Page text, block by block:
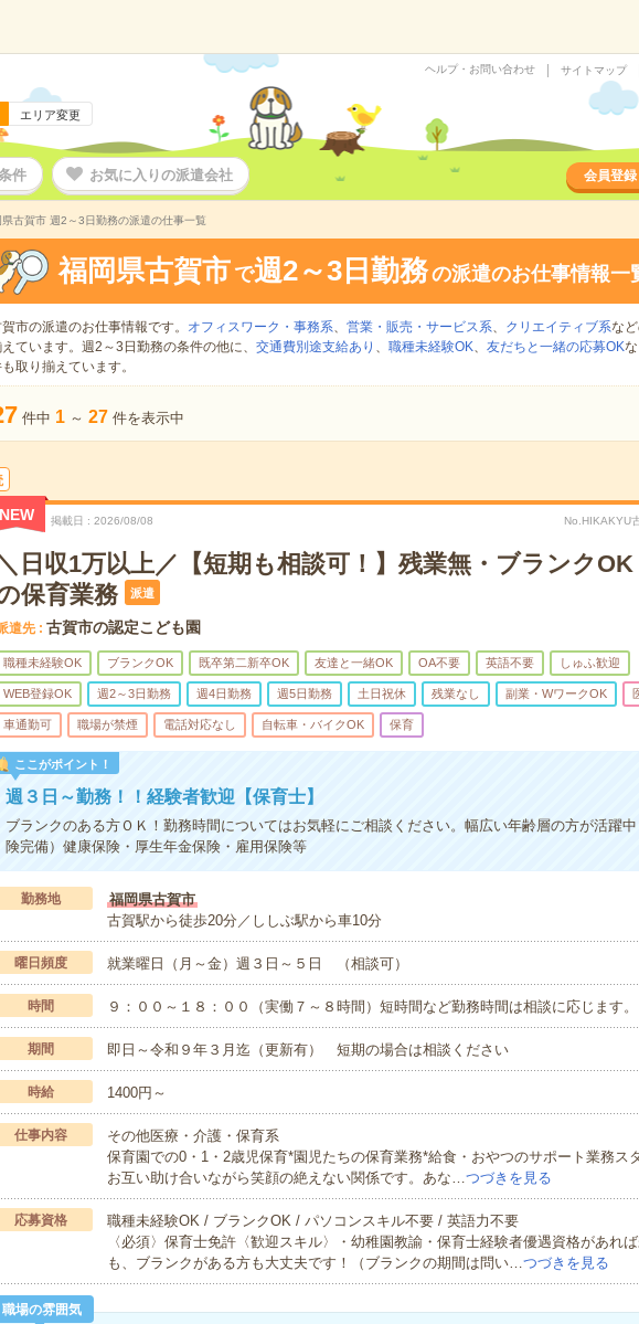
エリア変更
ヘルプ・お問い合わせ サイトマップ
件 お気に入りの派遣会社 会員登録
県古賀市 週2～3日勤務の派遣の仕事一覧
福岡県古賀市 で週2～3日勤務の派遣のお仕事情報一
市の派遣のお仕事情報です。 オフィスワーク・事務系、 営業・販売・サービス系、 クリエイティブ系な
ています。週2～3日勤務の条件の他に、 交通費別途支給あり 、 職種未経験OK、 友だちと一緒の応募OK
取り揃えています。
件中 1 ～ 27 件を表示中
NEW 掲載日 2026/08/08 No.HIKAKYU
日収1万以上／【短期も相談可！】残業無・ブランクOK
保育業務
派遣
遣先 古賀市の認定こども園
職種未経験OK ブランクOK 既卒第二新卒OK 友達と一緒OK OA不要 英語不要 しゅふ歓迎
WEB登録OK 週2～3日勤務 週4日勤務 週5日勤務 土日祝休 残業なし 副業・WワークOK
車通勤可 職場が禁煙 電話対応なし 自転車・バイクOK 保育
ここがポイント！
週３日～勤務！！経験者歓迎【保育士】
ブランクのある方ＯＫ！勤務時間についてはお気軽にご相談ください。幅広い年齢層の方が活躍
険完備）健康保険・厚生年金保険・雇用保険等
勤務地
福岡県古賀市
古賀駅から徒歩20分／ししぶ駅から車10分
曜日頻度 就業曜日（月～金）週３日～５日 （相談可）
時間 ９：００～１８：００（実働７～８時間）短時間など勤務時間は相談に応じます。
期間 即日～令和９年３月迄（更新有） 短期の場合は相談ください
時給 1400円～
仕事内容
その他医療・介護・保育系
保育園での0・1・2歳児保育*園児たちの保育業務*給食・おやつのサポート業務ス
お互い助け合いながら笑顔の絶えない関係です。あな…つづきを見る
応募資格
職種未経験OK / ブランクOK / パソコンスキル不要 / 英語力不要
〈必須〉保育士免許〈歓迎スキル〉・幼稚園教諭・保育士経験者優遇資格があれ
も、ブランクがある方も大丈夫です！（ブランクの期間は問い…つづきを見る
職場の雰囲気